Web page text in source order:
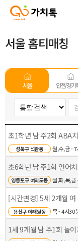
서울 홈티매칭
서울 인천/경기
초1학년 남 주2회 ABA
성북구 석관동 월,수,금 -
초6학년 남 주1회 언어
영등포구 여의도동 월,화,목,금
[시간변경] 5세 2개월
용산구 이태원동 목 - 4시30
1세 9개월 남 주1회 놀